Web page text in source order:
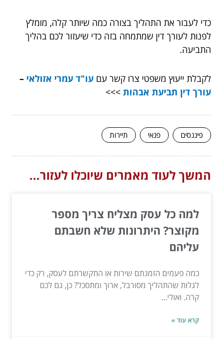
כדי לעבור את התהליך בצורה כמה שיותר קלה, מומלץ
לפנות לעורך דין שמתמחה בזה כדי שיעזור לכם בהליך
התביעה.
לקבלת ייעוץ משפטי צרו קשר עם עו"ד עמרי אזולאי –
עורך דין תביעת אבהות >>>
פיננסים פנאי תיירות
המשך לעוד מאמרים שיוכלו לעזור...
למה כל עסק מצליח צריך מספר
מקוצר? היתרונות שלא חשבתם
עליהם
כמה פעמים הזמנתם שירות או התקשרתם לעסק, רק כדי
לגלות שהתהליך מסורבל, ארוך ומתסכל? כן, גם לכם
קרה. ואולי...
קרא עוד »